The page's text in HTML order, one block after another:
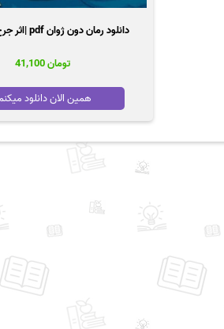
دانلود رمان دون ژوان pdf |اثر جرج برنارد شاو
تومان
همین الان دانلود